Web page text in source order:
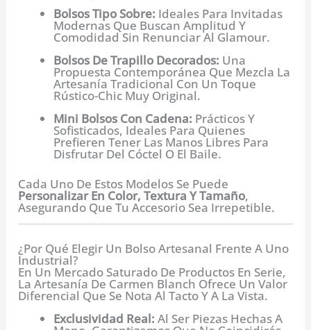
Bolsos Tipo Sobre: Ideales Para Invitadas
Modernas Que Buscan Amplitud Y
Comodidad Sin Renunciar Al Glamour.
Bolsos De Trapillo Decorados: Una
Propuesta Contemporánea Que Mezcla La
Artesanía Tradicional Con Un Toque
Rústico-Chic Muy Original.
Mini Bolsos Con Cadena: Prácticos Y
Sofisticados, Ideales Para Quienes
Prefieren Tener Las Manos Libres Para
Disfrutar Del Cóctel O El Baile.
Cada Uno De Estos Modelos Se Puede
Personalizar En Color, Textura Y Tamaño,
Asegurando Que Tu Accesorio Sea Irrepetible.
¿Por Qué Elegir Un Bolso Artesanal Frente A Uno
Industrial?
En Un Mercado Saturado De Productos En Serie,
La Artesanía De Carmen Blanch Ofrece Un Valor
Diferencial Que Se Nota Al Tacto Y A La Vista.
Exclusividad Real: Al Ser Piezas Hechas A